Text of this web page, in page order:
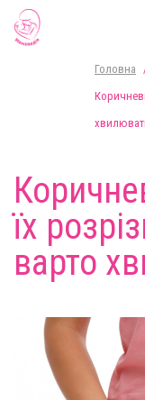
Головна
їх
варто